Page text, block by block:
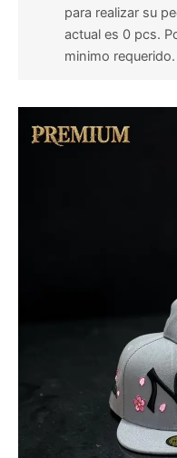
para realizar su
actual es 0 pcs.
minimo requerido.